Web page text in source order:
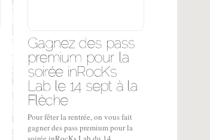
Pour fêter la rentrée, on vous fait
gagner des pass premium pour la